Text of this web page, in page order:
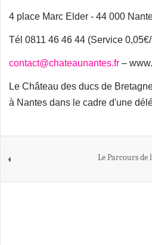
4 place Marc Elder - 44 000
Tél 0811 46 46 44 (Service
contact@chateaunantes.fr –
Le Château des ducs de
à Nantes dans le cadre d'une
Le Parcours de